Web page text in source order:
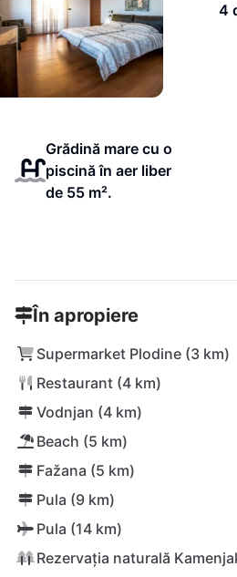
4
Grădină mare cu o
piscină în aer liber
de 55 m².
În apropiere
Supermarket Plodine (3 km)
Restaurant (4 km)
Vodnjan (4 km)
Beach (5 km)
Fažana (5 km)
Pula (9 km)
Pula (14 km)
Rezervația naturală